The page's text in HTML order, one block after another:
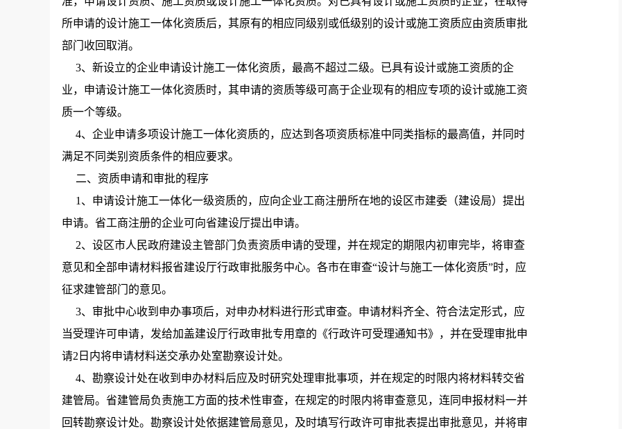
所申请的设计施工一体化资质后，其原有的相应同级别或低级别的设计或施工资质应由资质审批
部门收回取消。
3、新设立的企业申请设计施工一体化资质，最高不超过二级。已具有设计或施工资质的企
业，申请设计施工一体化资质时，其申请的资质等级可高于企业现有的相应专项的设计或施工资
质一个等级。
4、企业申请多项设计施工一体化资质的，应达到各项资质标准中同类指标的最高值，并同时
满足不同类别资质条件的相应要求。
二、资质申请和审批的程序
1、申请设计施工一体化一级资质的，应向企业工商注册所在地的设区市建委（建设局）提出
申请。省工商注册的企业可向省建设厅提出申请。
2、设区市人民政府建设主管部门负责资质申请的受理，并在规定的期限内初审完毕，将审查
意见和全部申请材料报省建设厅行政审批服务中心。各市在审查“设计与施工一体化资质”时，应
征求建管部门的意见。
3、审批中心收到申办事项后，对申办材料进行形式审查。申请材料齐全、符合法定形式，应
当受理许可申请，发给加盖建设厅行政审批专用章的《行政许可受理通知书》，并在受理审批申
请2日内将申请材料送交承办处室勘察设计处。
4、勘察设计处在收到申办材料后应及时研究处理审批事项，并在规定的时限内将材料转交省
建管局。省建管局负责施工方面的技术性审查，在规定的时限内将审查意见，连同申报材料一并
回转勘察设计处。勘察设计处依据建管局意见，及时填写行政许可审批表提出审批意见，并将审